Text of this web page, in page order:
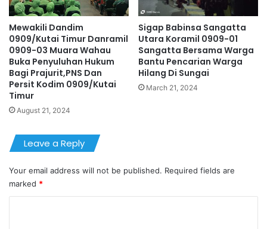
Mewakili Dandim
0909/Kutai Timur Danramil
0909-03 Muara Wahau
Buka Penyuluhan Hukum
Bagi Prajurit,PNS Dan
Persit Kodim 0909/Kutai
Timur
August 21, 2024
Sigap Babinsa Sangatta
Utara Koramil 0909-01
Sangatta Bersama Warga
Bantu Pencarian Warga
Hilang Di Sungai
March 21, 2024
Leave a Reply
Your email address will not be published. Required fields are
marked *